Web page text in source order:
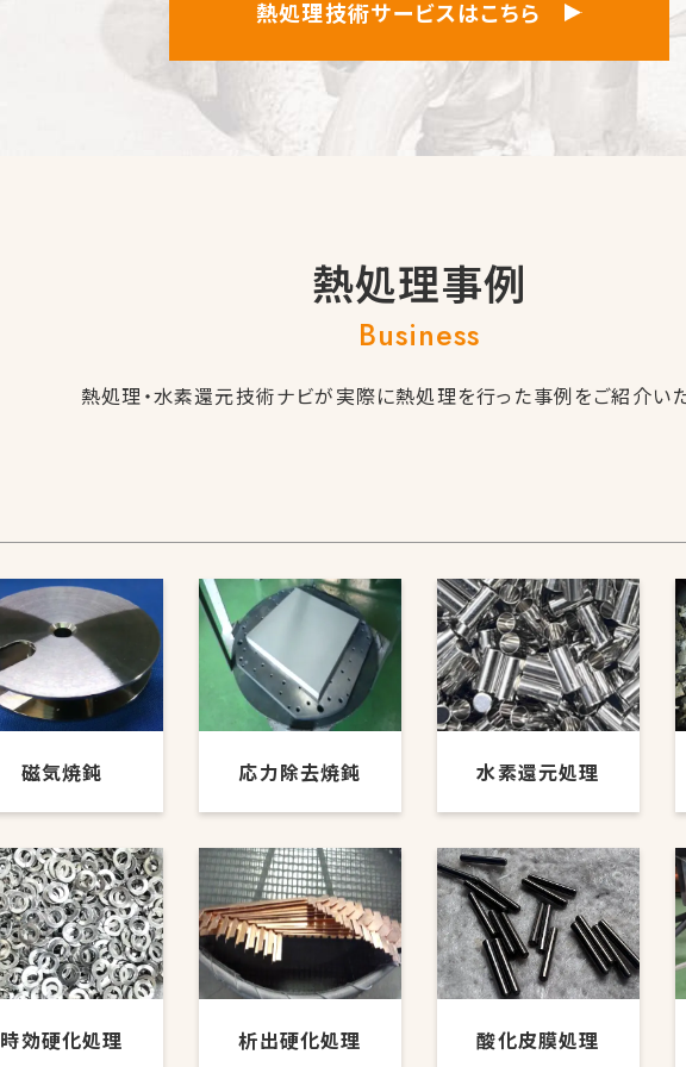
熱処理技術サービスはこちら
熱処理事例
Business
熱処理・水素還元技術ナビが実際に熱処理を行った事例をご紹介い
磁気焼鈍 応力除去焼鈍 水素還元処理
時効硬化処理 析出硬化処理 酸化皮膜処理